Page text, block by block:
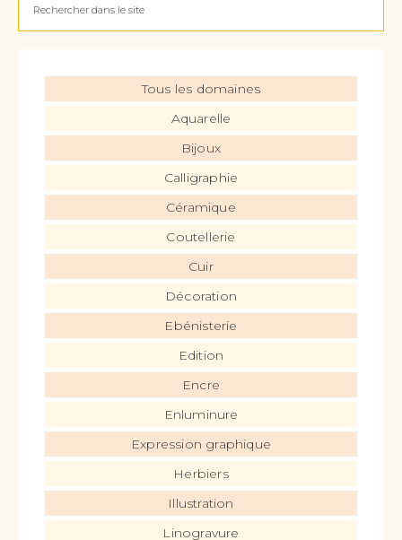
Tous les domaines
Aquarelle
Bijoux
Calligraphie
Céramique
Coutellerie
Cuir
Décoration
Ebénisterie
Edition
Encre
Enluminure
Expression graphique
Herbiers
Illustration
Linogravure